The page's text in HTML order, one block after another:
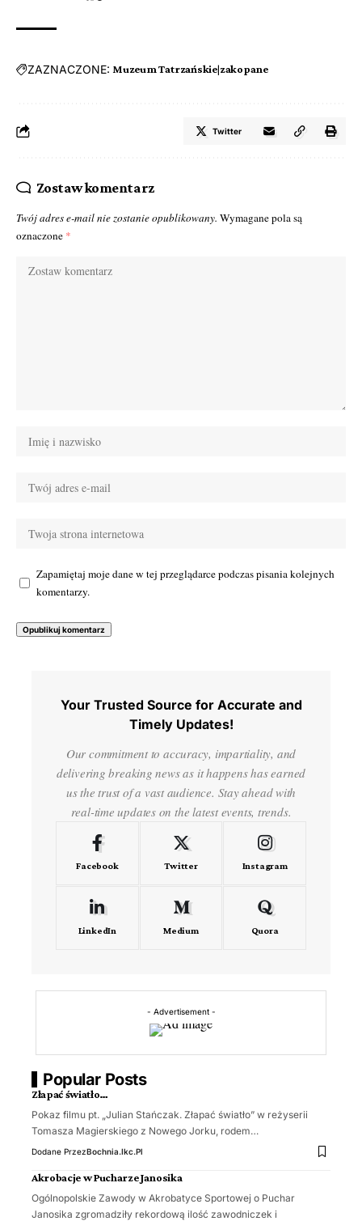
ZAZNACZONE: Muzeum Tatrzańskie|zakopane
Twitter
Zostaw komentarz
Twój adres e-mail nie zostanie opublikowany. Wymagane pola są
oznaczone *
Zapamiętaj moje dane w tej przeglądarce podczas pisania kolejnych
komentarzy.
Your Trusted Source for Accurate and
Timely Updates!
Our commitment to accuracy, impartiality, and
delivering breaking news as it happens has earned
us the trust of a vast audience. Stay ahead with
real-time updates on the latest events, trends.
Facebook Twitter Instagram
LinkedIn Medium Quora
- Advertisement -
Popular Posts
Złapać światło…
Pokaz filmu pt. „Julian Stańczak. Złapać światło” w reżyserii
Tomasza Magierskiego z Nowego Jorku, rodem…
Dodane PrzezBochnia.ikc.pl
Akrobacje w Pucharze Janosika
Ogólnopolskie Zawody w Akrobatyce Sportowej o Puchar
Janosika zgromadziły rekordową ilość zawodniczek i